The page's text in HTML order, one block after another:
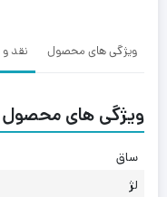
Material
Mashup
ویژگی های محصول نقد و
ویژگی های محصول
ساق
لژ